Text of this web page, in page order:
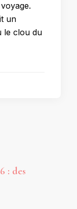
un
le clou du
: des